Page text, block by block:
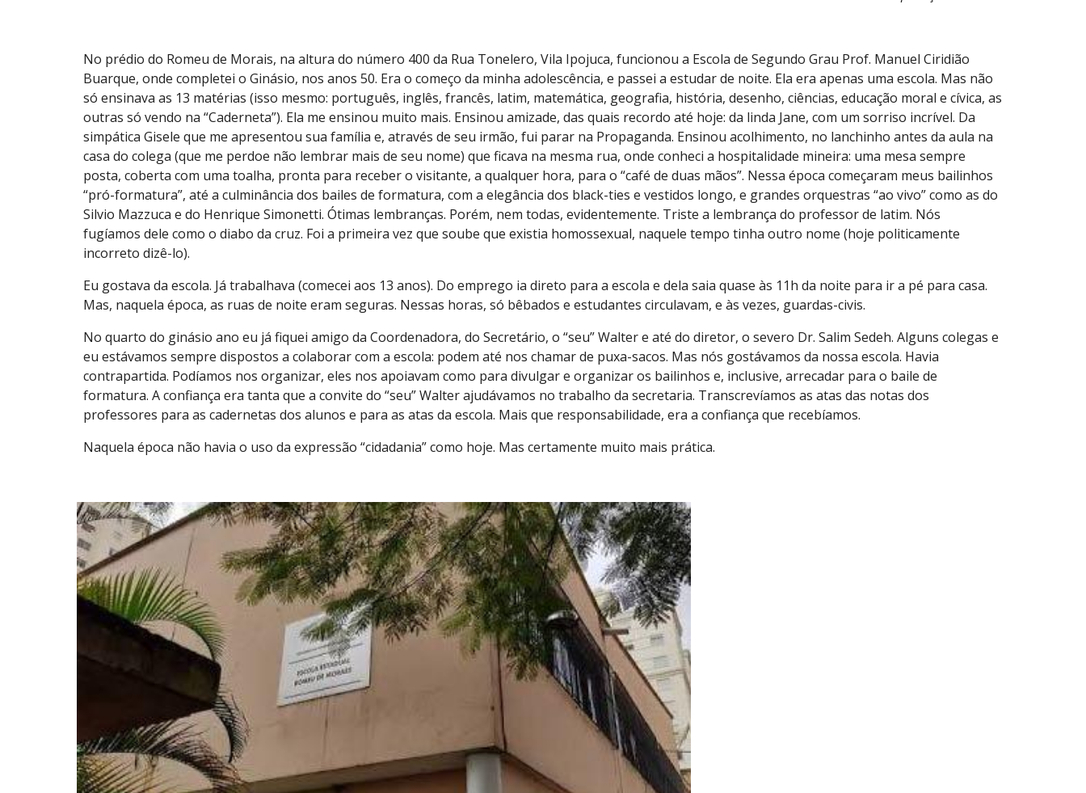
No prédio do Romeu de Morais, na altura do número 400 da Rua Tonelero, Vila Ipojuca, funcionou a Escola de Segundo Grau Prof. Manuel Ciridião
Buarque, onde completei o Ginásio, nos anos 50. Era o começo da minha adolescência, e passei a estudar de noite. Ela era apenas uma escola. Mas não
só ensinava as 13 matérias (isso mesmo: português, inglês, francês, latim, matemática, geografia, história, desenho, ciências, educação moral e cívica, as
outras só vendo na “Caderneta”). Ela me ensinou muito mais. Ensinou amizade, das quais recordo até hoje: da linda Jane, com um sorriso incrível. Da
simpática Gisele que me apresentou sua família e, através de seu irmão, fui parar na Propaganda. Ensinou acolhimento, no lanchinho antes da aula na
casa do colega (que me perdoe não lembrar mais de seu nome) que ficava na mesma rua, onde conheci a hospitalidade mineira: uma mesa sempre
posta, coberta com uma toalha, pronta para receber o visitante, a qualquer hora, para o “café de duas mãos”. Nessa época começaram meus bailinhos
“pró-formatura”, até a culminância dos bailes de formatura, com a elegância dos black-ties e vestidos longo, e grandes orquestras “ao vivo” como as do
Silvio Mazzuca e do Henrique Simonetti. Ótimas lembranças. Porém, nem todas, evidentemente. Triste a lembrança do professor de latim. Nós
fugíamos dele como o diabo da cruz. Foi a primeira vez que soube que existia homossexual, naquele tempo tinha outro nome (hoje politicamente
incorreto dizê-lo).
Eu gostava da escola. Já trabalhava (comecei aos 13 anos). Do emprego ia direto para a escola e dela saia quase às 11h da noite para ir a pé para casa.
Mas, naquela época, as ruas de noite eram seguras. Nessas horas, só bêbados e estudantes circulavam, e às vezes, guardas-civis.
No quarto do ginásio ano eu já fiquei amigo da Coordenadora, do Secretário, o “seu” Walter e até do diretor, o severo Dr. Salim Sedeh. Alguns colegas e
eu estávamos sempre dispostos a colaborar com a escola: podem até nos chamar de puxa-sacos. Mas nós gostávamos da nossa escola. Havia
contrapartida. Podíamos nos organizar, eles nos apoiavam como para divulgar e organizar os bailinhos e, inclusive, arrecadar para o baile de
formatura. A confiança era tanta que a convite do “seu” Walter ajudávamos no trabalho da secretaria. Transcrevíamos as atas das notas dos
professores para as cadernetas dos alunos e para as atas da escola. Mais que responsabilidade, era a confiança que recebíamos.
Naquela época não havia o uso da expressão “cidadania” como hoje. Mas certamente muito mais prática.